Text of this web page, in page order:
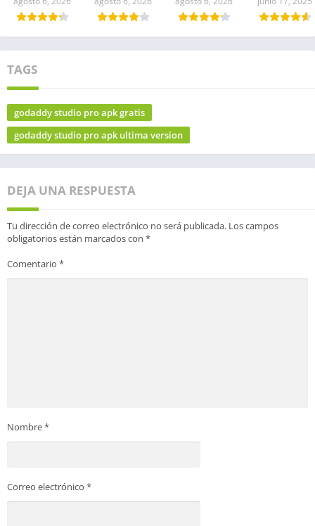
TAGS
godaddy studio pro apk gratis
godaddy studio pro apk ultima version
DEJA UNA RESPUESTA
Tu dirección de correo electrónico no será publicada. Los campos
obligatorios están marcados con *
Comentario *
Nombre*
Correo electrónico *